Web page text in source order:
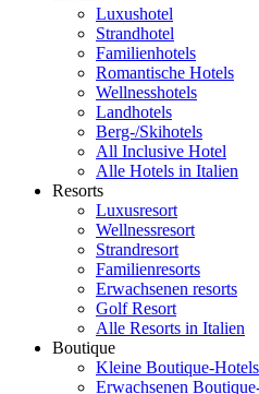
Luxushotel
Strandhotel
Familienhotels
Romantische Hotels
Wellnesshotels
Landhotels
Berg-/Skihotels
All Inclusive Hotel
Alle Hotels in Italien
Resorts
Luxusresort
Wellnessresort
Strandresort
Familienresorts
Erwachsenen resorts
Golf Resort
Alle Resorts in Italien
Boutique
Kleine Boutique-Hotels
Erwachsenen